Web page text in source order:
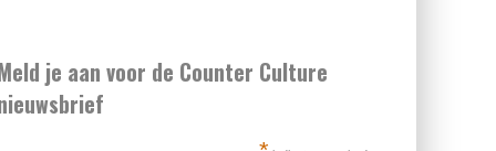
je aan voor de Counter Culture